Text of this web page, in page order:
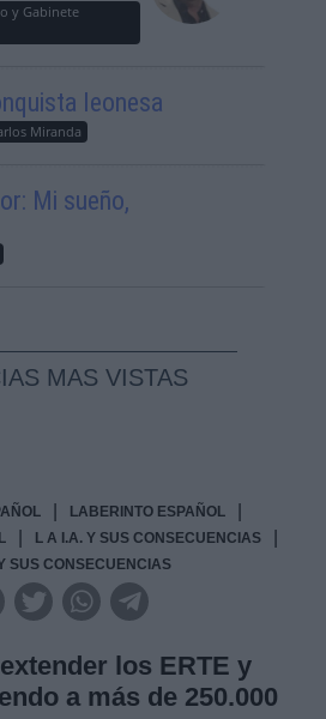
y Gabinete
leonesa
Miranda
Mi sueño,
MAS VISTAS
LABERINTO ESPAÑOL
L A I.A. Y SUS CONSECUENCIAS
SUS CONSECUENCIAS
los ERTE y
a más de 250.000